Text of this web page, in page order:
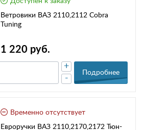
Ветровики ВАЗ 2110,2112 Cobra
Tuning
1 220 руб.
-
+
Подробнее
Временно отсутствует
Евроручки ВАЗ 2110,2170,2172 Тюн-